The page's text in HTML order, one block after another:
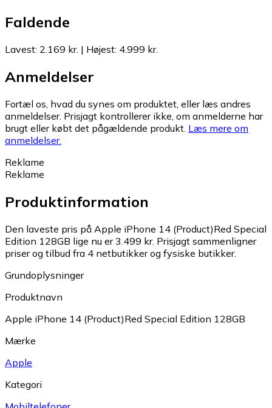
Faldende
Lavest: 2.169 kr. | Højest: 4.999 kr.
Anmeldelser
Fortæl os, hvad du synes om produktet, eller læs andres
anmeldelser. Prisjagt kontrollerer ikke, om anmelderne har
brugt eller købt det pågældende produkt. Læs mere om
anmeldelser.
Reklame
Reklame
Produktinformation
Den laveste pris på Apple iPhone 14 (Product)Red Special
Edition 128GB lige nu er 3.499 kr. Prisjagt sammenligner
priser og tilbud fra 4 netbutikker og fysiske butikker.
Grundoplysninger
Produktnavn
Apple iPhone 14 (Product)Red Special Edition 128GB
Mærke
Apple
Kategori